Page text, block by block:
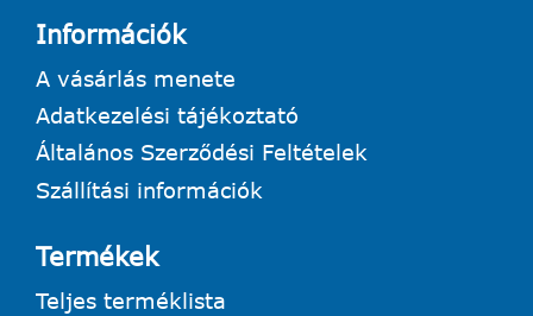
Információk
A vásárlás menete
Adatkezelési tájékoztató
Általános Szerződési Feltételek
Szállítási információk
Termékek
Teljes terméklista